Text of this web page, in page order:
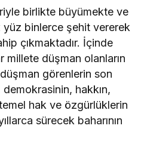
birlikte büyümekte ve
binlerce şehit vererek
çıkmaktadır. İçinde
düşman olanların
görenlerin son
hakkın,
hak ve özgürlüklerin
sürecek baharının